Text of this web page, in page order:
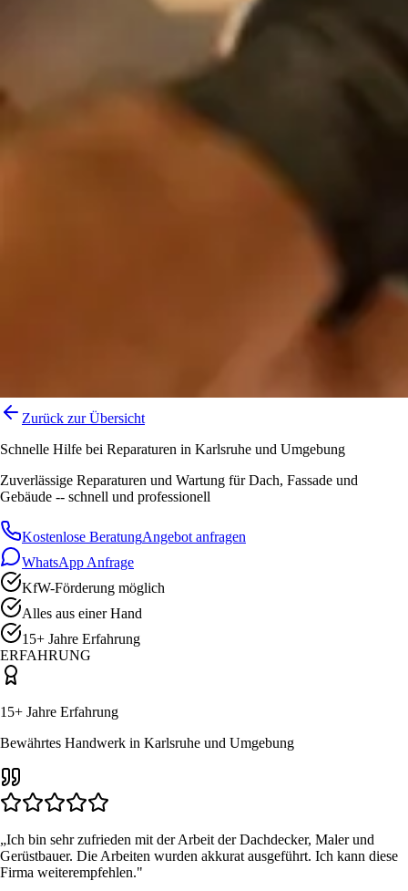
Zurück zur Übersicht
Schnelle Hilfe bei Reparaturen in Karlsruhe und Umgebung
Zuverlässige Reparaturen und Wartung für Dach, Fassade und
Gebäude -- schnell und professionell
Kostenlose BeratungAngebot anfragen
WhatsApp Anfrage
KfW-Förderung möglich
Alles aus einer Hand
15+ Jahre Erfahrung
ERFAHRUNG
15+ Jahre Erfahrung
Bewährtes Handwerk in Karlsruhe und Umgebung
„Ich bin sehr zufrieden mit der Arbeit der Dachdecker, Maler und
Gerüstbauer. Die Arbeiten wurden akkurat ausgeführt. Ich kann diese
Firma weiterempfehlen."